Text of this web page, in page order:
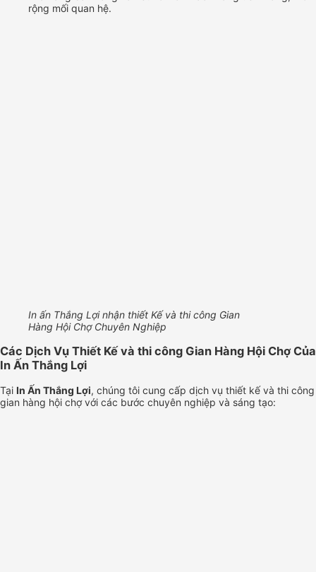
rộng mối quan hệ.
In ấn Thắng Lợi nhận thiết Kế và thi công Gian
Hàng Hội Chợ Chuyên Nghiệp
Các Dịch Vụ Thiết Kế và thi công Gian Hàng Hội Chợ Của
In Ấn Thắng Lợi
Tại In Ấn Thắng Lợi, chúng tôi cung cấp dịch vụ thiết kế và thi công
gian hàng hội chợ với các bước chuyên nghiệp và sáng tạo: